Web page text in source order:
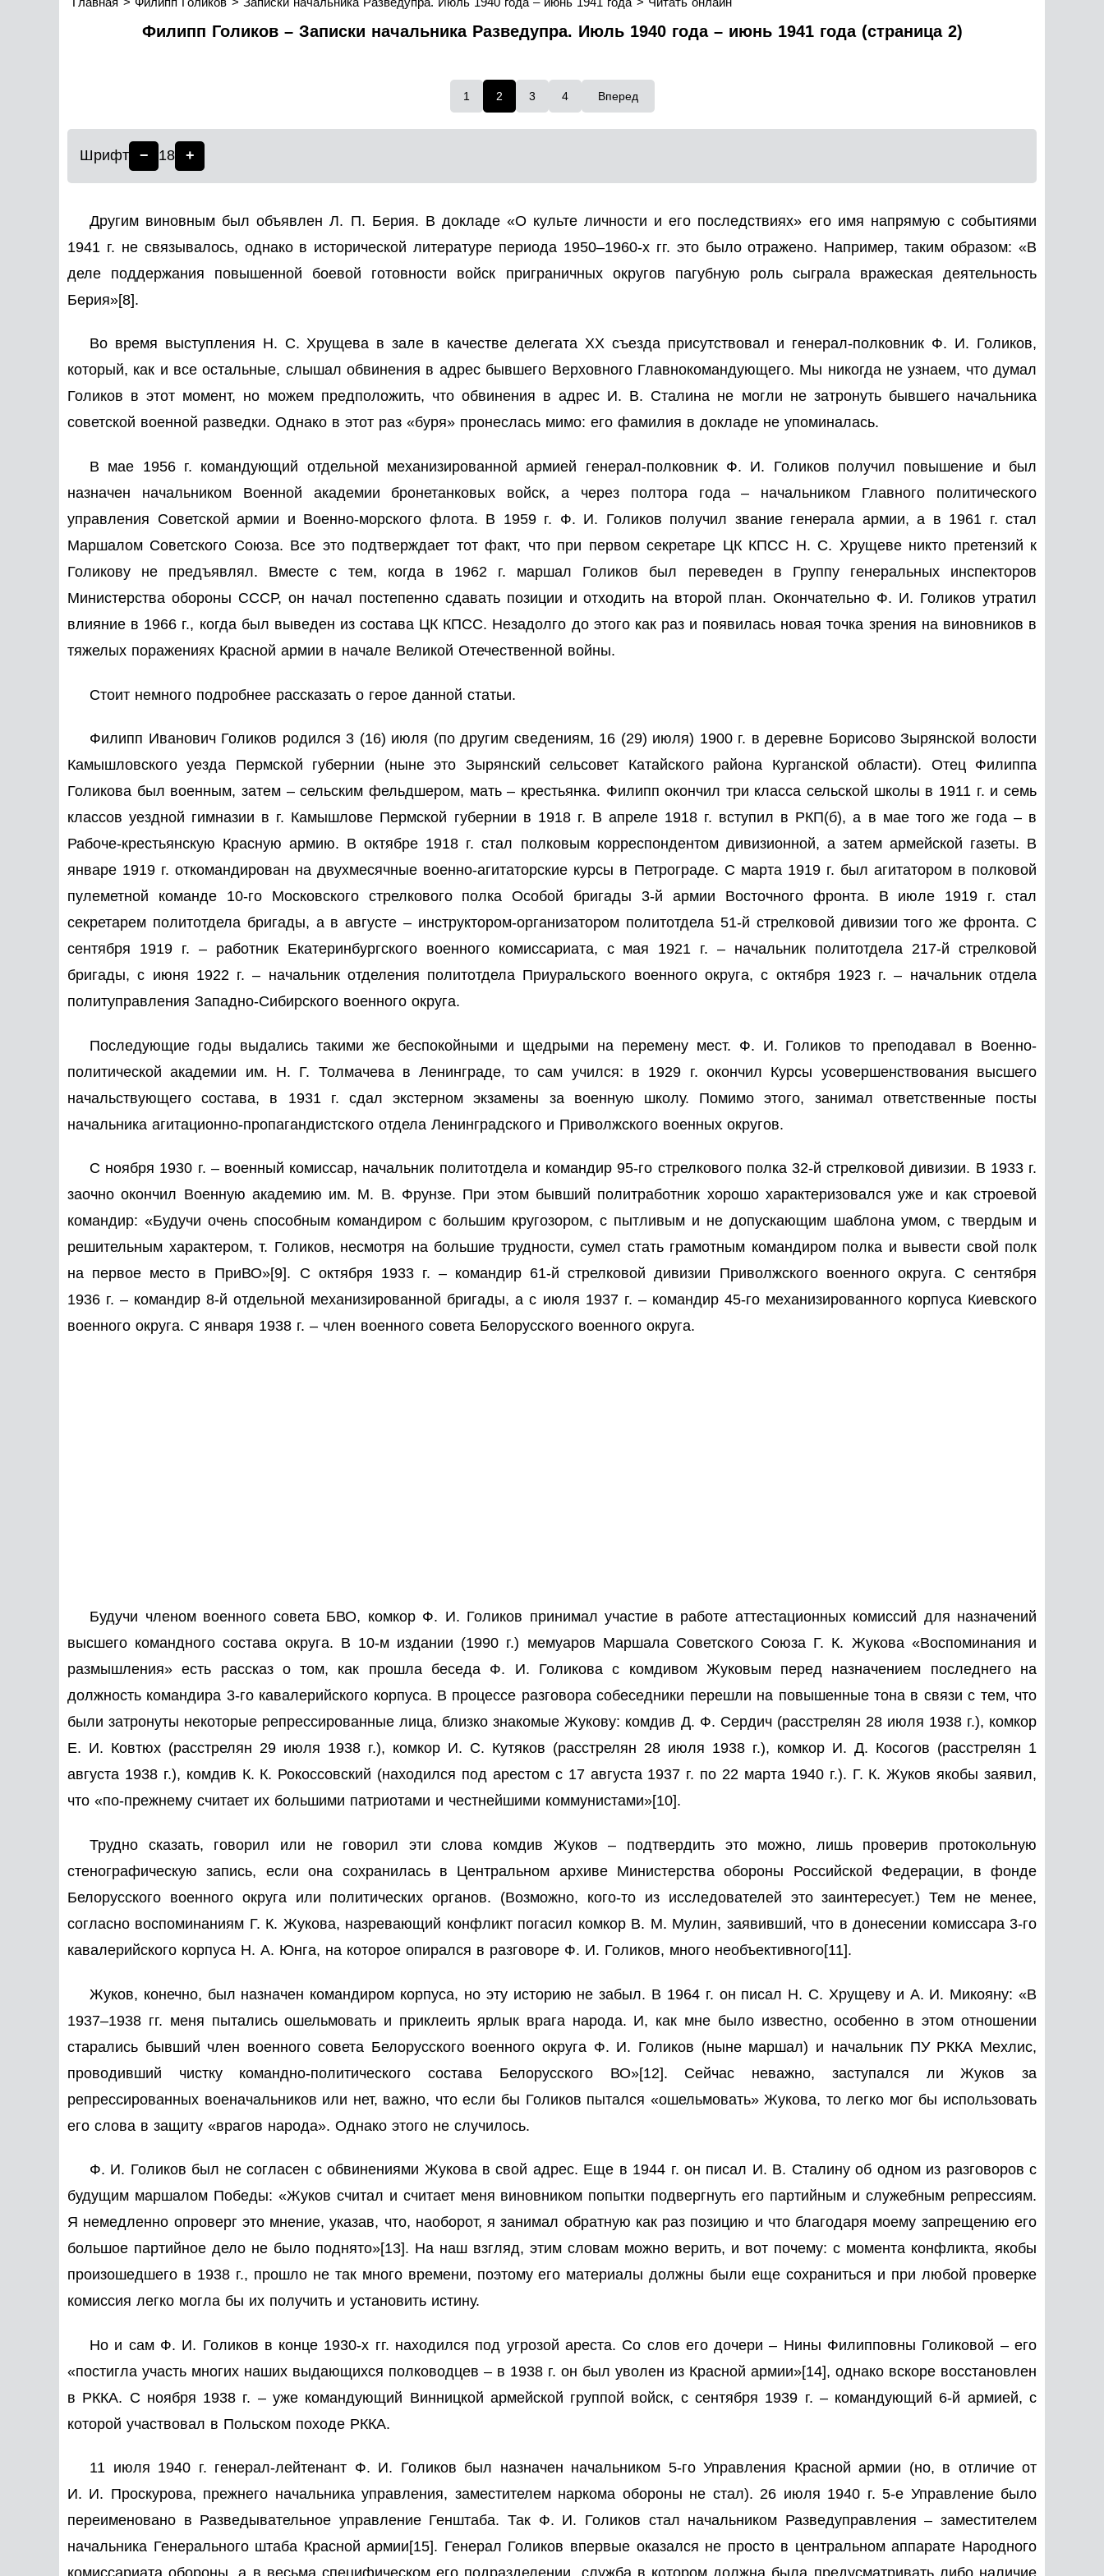
Филипп Голиков – Записки начальника Разведупра. Июль 1940 года – июнь 1941 года (страница 2)
1 2 3 4 Вперед
Шрифт − 18 +
Другим виновным был объявлен Л. П. Берия. В докладе «О культе личности и его последствиях» его имя напрямую с событиями
1941 г. не связывалось, однако в исторической литературе периода 1950–1960-х гг. это было отражено. Например, таким образом: «В
деле поддержания повышенной боевой готовности войск приграничных округов пагубную роль сыграла вражеская деятельность
Берия»[8].
Во время выступления Н. С. Хрущева в зале в качестве делегата XX съезда присутствовал и генерал-полковник Ф. И. Голиков,
который, как и все остальные, слышал обвинения в адрес бывшего Верховного Главнокомандующего. Мы никогда не узнаем, что думал
Голиков в этот момент, но можем предположить, что обвинения в адрес И. В. Сталина не могли не затронуть бывшего начальника
советской военной разведки. Однако в этот раз «буря» пронеслась мимо: его фамилия в докладе не упоминалась.
В мае 1956 г. командующий отдельной механизированной армией генерал-полковник Ф. И. Голиков получил повышение и был
назначен начальником Военной академии бронетанковых войск, а через полтора года – начальником Главного политического
управления Советской армии и Военно-морского флота. В 1959 г. Ф. И. Голиков получил звание генерала армии, а в 1961 г. стал
Маршалом Советского Союза. Все это подтверждает тот факт, что при первом секретаре ЦК КПСС Н. С. Хрущеве никто претензий к
Голикову не предъявлял. Вместе с тем, когда в 1962 г. маршал Голиков был переведен в Группу генеральных инспекторов
Министерства обороны СССР, он начал постепенно сдавать позиции и отходить на второй план. Окончательно Ф. И. Голиков утратил
влияние в 1966 г., когда был выведен из состава ЦК КПСС. Незадолго до этого как раз и появилась новая точка зрения на виновников в
тяжелых поражениях Красной армии в начале Великой Отечественной войны.
Стоит немного подробнее рассказать о герое данной статьи.
Филипп Иванович Голиков родился 3 (16) июля (по другим сведениям, 16 (29) июля) 1900 г. в деревне Борисово Зырянской волости
Камышловского уезда Пермской губернии (ныне это Зырянский сельсовет Катайского района Курганской области). Отец Филиппа
Голикова был военным, затем – сельским фельдшером, мать – крестьянка. Филипп окончил три класса сельской школы в 1911 г. и семь
классов уездной гимназии в г. Камышлове Пермской губернии в 1918 г. В апреле 1918 г. вступил в РКП(б), а в мае того же года – в
Рабоче-крестьянскую Красную армию. В октябре 1918 г. стал полковым корреспондентом дивизионной, а затем армейской газеты. В
январе 1919 г. откомандирован на двухмесячные военно-агитаторские курсы в Петрограде. С марта 1919 г. был агитатором в полковой
пулеметной команде 10-го Московского стрелкового полка Особой бригады 3-й армии Восточного фронта. В июле 1919 г. стал
секретарем политотдела бригады, а в августе – инструктором-организатором политотдела 51-й стрелковой дивизии того же фронта. С
сентября 1919 г. – работник Екатеринбургского военного комиссариата, с мая 1921 г. – начальник политотдела 217-й стрелковой
бригады, с июня 1922 г. – начальник отделения политотдела Приуральского военного округа, с октября 1923 г. – начальник отдела
политуправления Западно-Сибирского военного округа.
Последующие годы выдались такими же беспокойными и щедрыми на перемену мест. Ф. И. Голиков то преподавал в Военно-
политической академии им. Н. Г. Толмачева в Ленинграде, то сам учился: в 1929 г. окончил Курсы усовершенствования высшего
начальствующего состава, в 1931 г. сдал экстерном экзамены за военную школу. Помимо этого, занимал ответственные посты
начальника агитационно-пропагандистского отдела Ленинградского и Приволжского военных округов.
С ноября 1930 г. – военный комиссар, начальник политотдела и командир 95-го стрелкового полка 32-й стрелковой дивизии. В 1933 г.
заочно окончил Военную академию им. М. В. Фрунзе. При этом бывший политработник хорошо характеризовался уже и как строевой
командир: «Будучи очень способным командиром с большим кругозором, с пытливым и не допускающим шаблона умом, с твердым и
решительным характером, т. Голиков, несмотря на большие трудности, сумел стать грамотным командиром полка и вывести свой полк
на первое место в ПриВО»[9]. С октября 1933 г. – командир 61-й стрелковой дивизии Приволжского военного округа. С сентября
1936 г. – командир 8-й отдельной механизированной бригады, а с июля 1937 г. – командир 45-го механизированного корпуса Киевского
военного округа. С января 1938 г. – член военного совета Белорусского военного округа.
Будучи членом военного совета БВО, комкор Ф. И. Голиков принимал участие в работе аттестационных комиссий для назначений
высшего командного состава округа. В 10-м издании (1990 г.) мемуаров Маршала Советского Союза Г. К. Жукова «Воспоминания и
размышления» есть рассказ о том, как прошла беседа Ф. И. Голикова с комдивом Жуковым перед назначением последнего на
должность командира 3-го кавалерийского корпуса. В процессе разговора собеседники перешли на повышенные тона в связи с тем, что
были затронуты некоторые репрессированные лица, близко знакомые Жукову: комдив Д. Ф. Сердич (расстрелян 28 июля 1938 г.), комкор
Е. И. Ковтюх (расстрелян 29 июля 1938 г.), комкор И. С. Кутяков (расстрелян 28 июля 1938 г.), комкор И. Д. Косогов (расстрелян 1
августа 1938 г.), комдив К. К. Рокоссовский (находился под арестом с 17 августа 1937 г. по 22 марта 1940 г.). Г. К. Жуков якобы заявил,
что «по-прежнему считает их большими патриотами и честнейшими коммунистами»[10].
Трудно сказать, говорил или не говорил эти слова комдив Жуков – подтвердить это можно, лишь проверив протокольную
стенографическую запись, если она сохранилась в Центральном архиве Министерства обороны Российской Федерации, в фонде
Белорусского военного округа или политических органов. (Возможно, кого-то из исследователей это заинтересует.) Тем не менее,
согласно воспоминаниям Г. К. Жукова, назревающий конфликт погасил комкор В. М. Мулин, заявивший, что в донесении комиссара 3-го
кавалерийского корпуса Н. А. Юнга, на которое опирался в разговоре Ф. И. Голиков, много необъективного[11].
Жуков, конечно, был назначен командиром корпуса, но эту историю не забыл. В 1964 г. он писал Н. С. Хрущеву и А. И. Микояну: «В
1937–1938 гг. меня пытались ошельмовать и приклеить ярлык врага народа. И, как мне было известно, особенно в этом отношении
старались бывший член военного совета Белорусского военного округа Ф. И. Голиков (ныне маршал) и начальник ПУ РККА Мехлис,
проводивший чистку командно-политического состава Белорусского ВО»[12]. Сейчас неважно, заступался ли Жуков за
репрессированных военачальников или нет, важно, что если бы Голиков пытался «ошельмовать» Жукова, то легко мог бы использовать
его слова в защиту «врагов народа». Однако этого не случилось.
Ф. И. Голиков был не согласен с обвинениями Жукова в свой адрес. Еще в 1944 г. он писал И. В. Сталину об одном из разговоров с
будущим маршалом Победы: «Жуков считал и считает меня виновником попытки подвергнуть его партийным и служебным репрессиям.
Я немедленно опроверг это мнение, указав, что, наоборот, я занимал обратную как раз позицию и что благодаря моему запрещению его
большое партийное дело не было поднято»[13]. На наш взгляд, этим словам можно верить, и вот почему: с момента конфликта, якобы
произошедшего в 1938 г., прошло не так много времени, поэтому его материалы должны были еще сохраниться и при любой проверке
комиссия легко могла бы их получить и установить истину.
Но и сам Ф. И. Голиков в конце 1930-х гг. находился под угрозой ареста. Со слов его дочери – Нины Филипповны Голиковой – его
«постигла участь многих наших выдающихся полководцев – в 1938 г. он был уволен из Красной армии»[14], однако вскоре восстановлен
в РККА. С ноября 1938 г. – уже командующий Винницкой армейской группой войск, с сентября 1939 г. – командующий 6-й армией, с
которой участвовал в Польском походе РККА.
11 июля 1940 г. генерал-лейтенант Ф. И. Голиков был назначен начальником 5-го Управления Красной армии (но, в отличие от
И. И. Проскурова, прежнего начальника управления, заместителем наркома обороны не стал). 26 июля 1940 г. 5-е Управление было
переименовано в Разведывательное управление Генштаба. Так Ф. И. Голиков стал начальником Разведуправления – заместителем
начальника Генерального штаба Красной армии[15]. Генерал Голиков впервые оказался не просто в центральном аппарате Народного